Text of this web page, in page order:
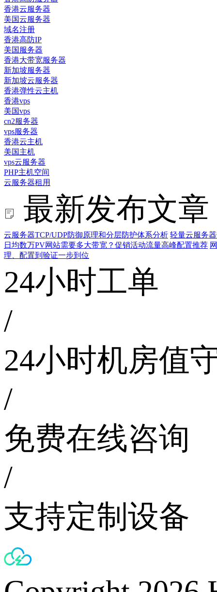
香港云服务器
美国云服务器
域名注册
香港高防IP
美国服务器
香港大带宽服务器
新加坡服务器
新加坡云服务器
香港弹性云主机
香港vps
美国vps
cn2服务器
vps服务器
香港云主机
美国主机
vps云服务器
PHP主机空间
云服务器租用
最新发布文章
云服务器TCP/UDP防御原理和分层防护体系分析 轻量云服务
日均数万PV网站需要多大带宽？促销活动流量高峰配置推荐
理、配置到验证一步到位
24小时工单
/
24小时机房值
/
免费在线咨询
/
支持定制设备